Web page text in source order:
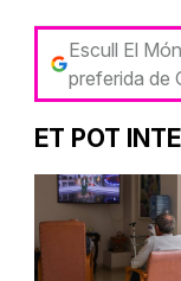
Escull El
preferida de
ET POT